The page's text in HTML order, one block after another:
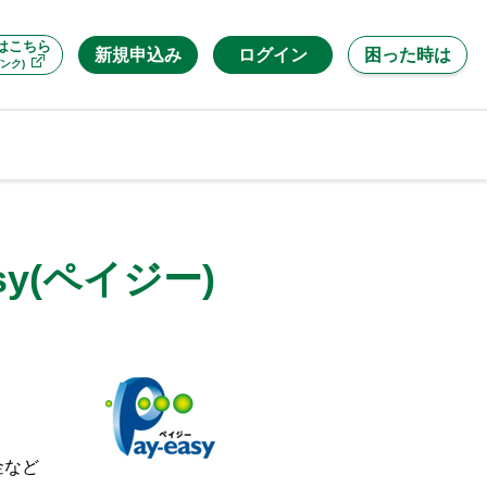
こちら
ク) 新規申込み ログイン 困った時は
ペイジー)
など